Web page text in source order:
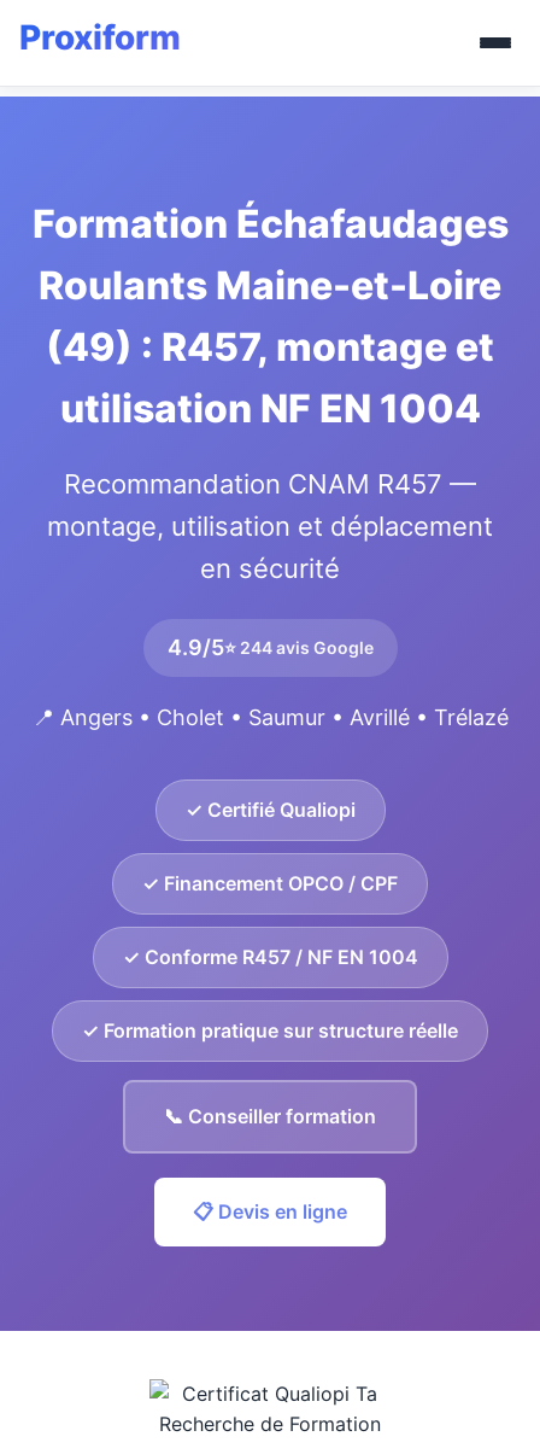
Formation Échafaudages
Roulants Maine-et-Loire
(49) : R457, montage et
utilisation NF EN 1004
Recommandation CNAM R457 —
montage, utilisation et déplacement
en sécurité
4.9/5⭐ 244 avis Google
📍 Angers • Cholet • Saumur • Avrillé • Trélazé
✓ Certifié Qualiopi
✓ Financement OPCO / CPF
✓ Conforme R457 / NF EN 1004
✓ Formation pratique sur structure réelle
📞 Conseiller formation
📋 Devis en ligne